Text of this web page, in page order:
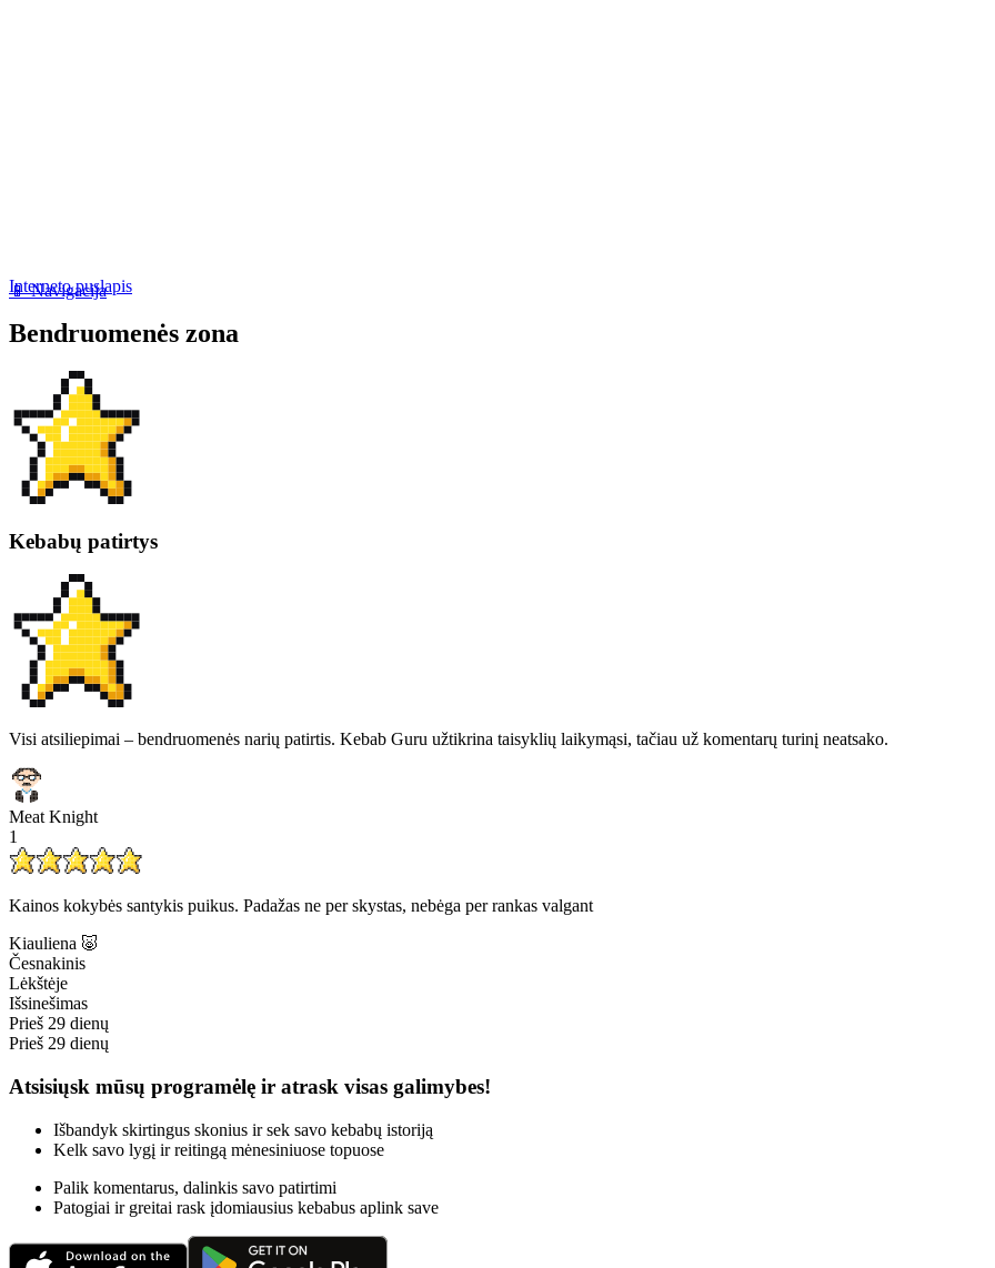
📱 Navigacija
Interneto puslapis
Bendruomenės zona
Kebabų patirtys
Visi atsiliepimai – bendruomenės narių patirtis. Kebab Guru užtikrina taisyklių laikymąsi, tačiau už komentarų turinį neatsako.
Meat Knight
1
Kainos kokybės santykis puikus. Padažas ne per skystas, nebėga per rankas valgant
Kiauliena 🐷
Česnakinis
Lėkštėje
Išsinešimas
Prieš 29 dienų
Prieš 29 dienų
Atsisiųsk mūsų programėlę ir atrask visas galimybes!
Išbandyk skirtingus skonius ir sek savo kebabų istoriją
Kelk savo lygį ir reitingą mėnesiniuose topuose
Palik komentarus, dalinkis savo patirtimi
Patogiai ir greitai rask įdomiausius kebabus aplink save